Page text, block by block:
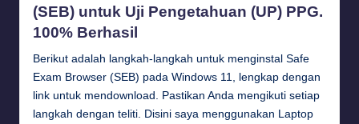
(SEB) untuk Uji Pengetahuan (UP) PPG.
100% Berhasil
Berikut adalah langkah-langkah untuk menginstal Safe
Exam Browser (SEB) pada Windows 11, lengkap dengan
link untuk mendownload. Pastikan Anda mengikuti setiap
langkah dengan teliti. Disini saya menggunakan Laptop